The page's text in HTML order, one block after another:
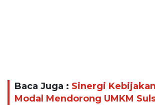
Baca Juga : Sinergi
Modal Mendorong UMKM